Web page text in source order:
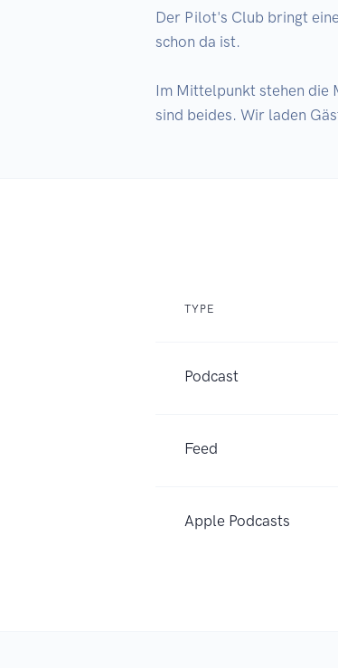
Der Pilot's Club bringt
schon da ist.
Im Mittelpunkt stehen die
sind beides. Wir laden
TYPE
Podcast
Feed
Apple Podcasts